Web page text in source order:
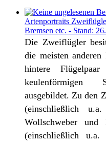
Artenportraits
Bremsen etc. - Stand:
Die Zweiflügler
die meisten
hintere
keulenförmigen
ausgebildet. Zu den
(einschließlich u.a.
Wollschweber und
(einschließlich u.a.